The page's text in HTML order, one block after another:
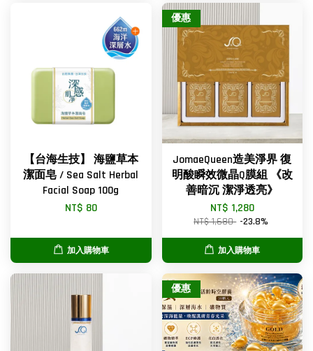
【台海生技】 海鹽草本
潔面皂 / Sea Salt Herbal
Facial Soap 100g
NT$ 80
加入購物車
優惠
JomaeQueen造美淨界 復
明酸瞬效微晶Q膜組 《改
善暗沉 潔淨透亮》
NT$ 1,280
NT$ 1,680 -23.8%
加入購物車
優惠